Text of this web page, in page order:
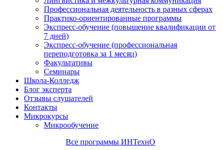
Профессиональная деятельность в разных сферах
Практико-ориентированные программы
Экспресс-обучение (повышение квалификации от
7 дней)
Экспресс-обучение (профессиональная
переподготовка за 1 месяц)
Факультативы
Семинары
Школа-Колледж
Блог эксперта
Отзывы слушателей
Контакты
Микрокурсы
Микрообучение
Все программы ИНТехнО